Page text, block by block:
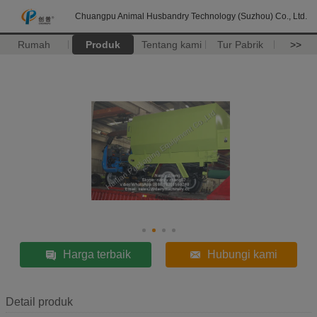
Chuangpu Animal Husbandry Technology (Suzhou) Co., Ltd.
Rumah Produk Tentang kami Tur Pabrik >>
Harga terbaik Hubungi kami
Detail produk